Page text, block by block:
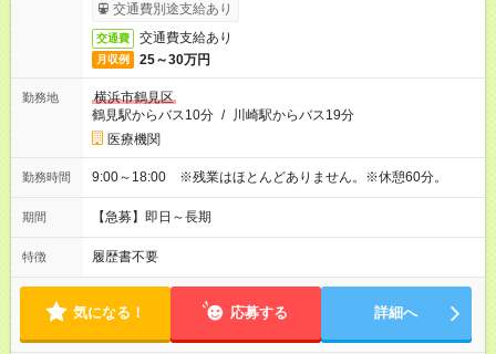
交通費別途支給あり
交通費 交通費支給あり
月収例 25～30万円
勤務地
横浜市鶴見区
鶴見駅からバス10分 / 川崎駅からバス19分
医療機関
勤務時間 9:00～18:00 ※残業はほとんどありません。※休憩60分。
期間 【急募】即日～長期
特徴 履歴書不要
気になる！ 応募する 詳細へ